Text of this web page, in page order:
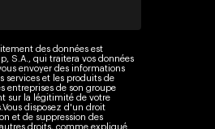
des données est
S.A., qui traitera vos données
envoyer des informations
services et les produits de
entreprises de son groupe
sur la légitimité de votre
disposez d'un droit
et de suppression des
droits, comme expliqué
Employés